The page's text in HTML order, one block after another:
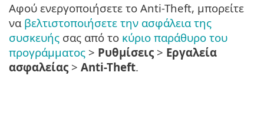
Αφού ενεργοποιήσετε το Anti-Theft, μπορείτε
να βελτιστοποιήσετε την ασφάλεια της
συσκευής σας από το κύριο παράθυρο του
προγράμματος > Ρυθμίσεις > Εργαλεία
ασφαλείας > Anti-Theft.